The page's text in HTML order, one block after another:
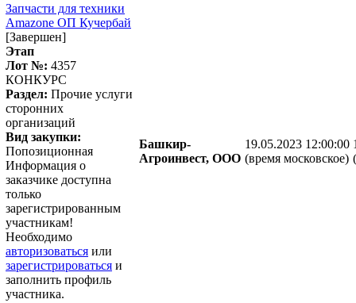
Запчасти для техники
Amazone ОП Кучербай
[Завершен]
Этап
Лот №: 4357
КОНКУРС
Раздел: Прочие услуги
сторонних
организаций
Вид закупки:
Попозиционная
Информация о
заказчике доступна
только
зарегистрированным
участникам!
Необходимо
авторизоваться или
зарегистрироваться и
заполнить профиль
участника.
Башкир-
Агроинвест, ООО
19.05.2023 12:00:00
(время московское)